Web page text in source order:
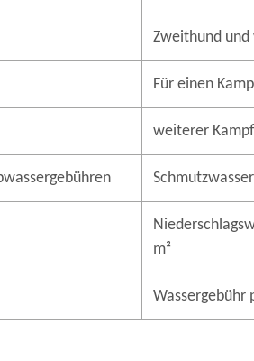
Zweithund
Für einen
weiterer
m²
Wassergebühr